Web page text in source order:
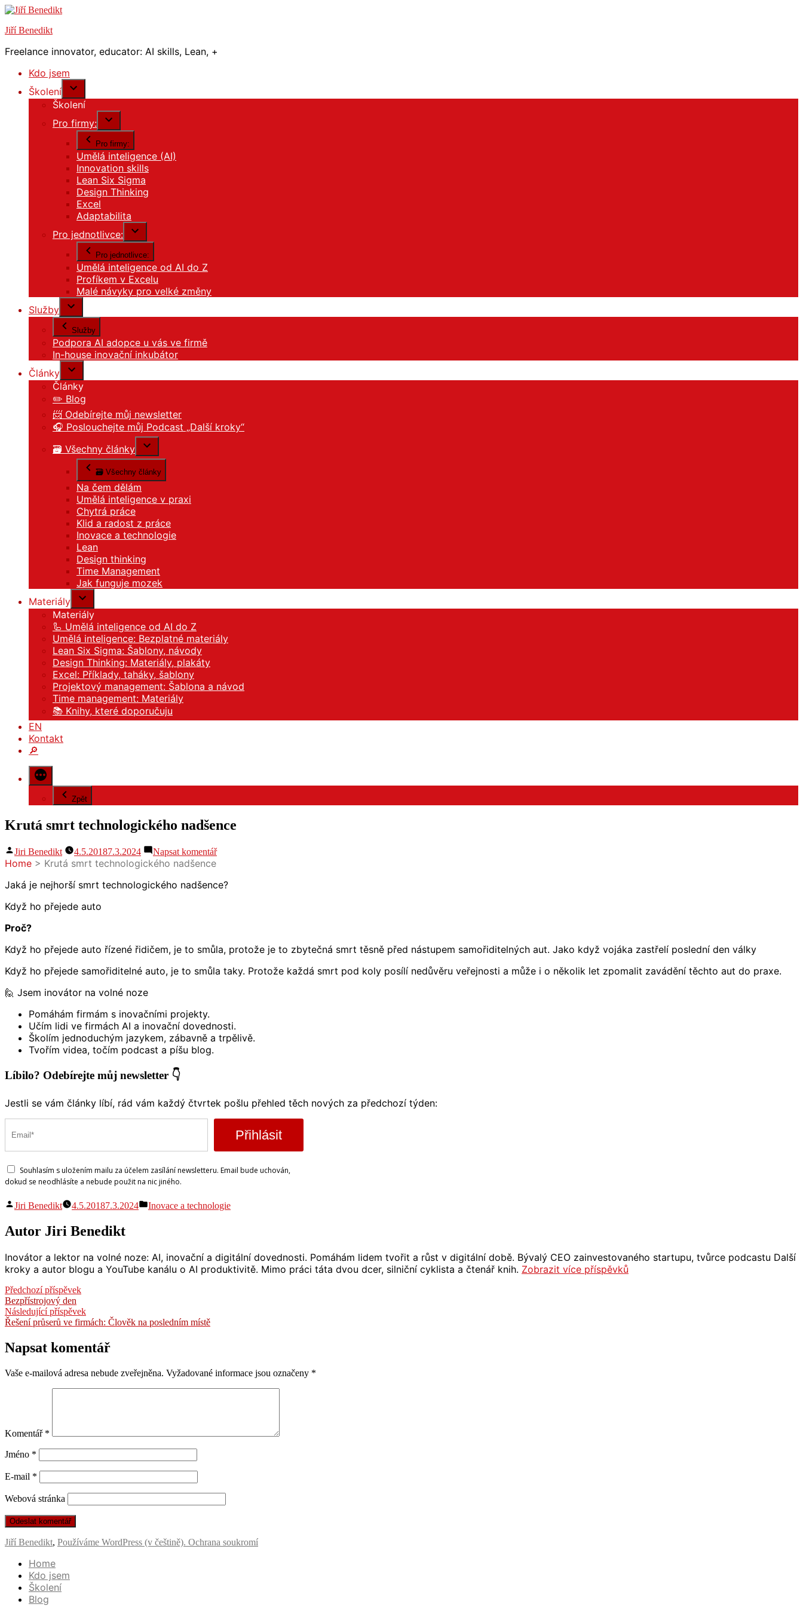
Přejít
obsahu
Jiří Benedikt
Freelance innovator, educator: AI skills, Lean, +
Kdo jsem
Školení
Školení
Pro firmy:
Pro firmy:
Umělá inteligence (AI)
Innovation skills
Lean Six Sigma
Design Thinking
Excel
Adaptabilita
Pro jednotlivce:
Pro jednotlivce:
Umělá inteligence od AI do Z
Profíkem v Excelu
Malé návyky pro velké změny
Služby
Služby
Podpora AI adopce u vás ve firmě
In-house inovační inkubátor
Články
Články
✏️ Blog
📨 Odebírejte můj newsletter
🎧 Poslouchejte můj Podcast „Další kroky“
🗃️ Všechny články
🗃️ Všechny články
Na čem dělám
Umělá inteligence v praxi
Chytrá práce
Klid a radost z práce
Inovace a technologie
Lean
Design thinking
Time Management
Jak funguje mozek
Materiály
Materiály
🦾 Umělá inteligence od AI do Z
Umělá inteligence: Bezplatné materiály
Lean Six Sigma: Šablony, návody
Design Thinking: Materiály, plakáty
Excel: Příklady, taháky, šablony
Projektový management: Šablona a návod
Time management: Materiály
📚 Knihy, které doporučuju
EN
Kontakt
🔎
Zpět
Krutá smrt technologického nadšence
Autor
Jiri Benedikt 4.5.20187.3.2024 Napsat komentářpro
technologického
Home > Krutá smrt technologického nadšence
Jaká je nejhorší smrt technologického nadšence?
Když ho přejede auto
Proč?
Když ho přejede auto řízené řidičem, je to smůla, protože je to zbytečná smrt těsně před nástupem samořiditelných aut. Jako když vojáka zastřelí poslední den války
Když ho přejede samořiditelné auto, je to smůla taky. Protože každá smrt pod koly posílí nedůvěru veřejnosti a může i o několik let zpomalit zavádění těchto aut do praxe.
🙋 Jsem inovátor na volné noze
Pomáhám firmám s inovačními projekty.
Učím lidi ve firmách AI a inovační dovednosti.
Školím jednoduchým jazykem, zábavně a trpělivě.
Tvořím videa, točím podcast a píšu blog.
Líbilo? Odebírejte můj newsletter 👇
Jestli se vám články líbí, rád vám každý čtvrtek pošlu přehled těch nových za předchozí týden:
Přihlásit
Souhlasím s uložením mailu za účelem zasílání newsletteru. Email bude uchován,
dokud se neodhlásíte a nebude použit na nic jiného.
Autor
Jiri Benedikt 4.5.20187.3.2024
Publikováno
Inovace a technologie
Autor Jiri Benedikt
Inovátor a lektor na volné noze: AI, inovační a digitální dovednosti. Pomáhám lidem tvořit a růst v digitální době. Bývalý CEO zainvestovaného startupu, tvůrce podcastu Další
kroky a autor blogu a YouTube kanálu o AI produktivitě. Mimo práci táta dvou dcer, silniční cyklista a čtenář knih. Zobrazit více příspěvků
Navigace
pro
příspěvek
Předchozí příspěvekPředchozí
Bezpřístrojový den
Následující příspěvekNásledující
příspěvek:
Řešení průserů ve firmách: Člověk na posledním místě
Napsat komentář
Vaše e-mailová adresa nebude zveřejněna. Vyžadované informace jsou označeny *
Komentář *
Jméno *
E-mail *
Webová stránka
Jiří Benedikt, Používáme WordPress (v češtině). Ochrana soukromí
Home
Kdo jsem
Školení
Blog